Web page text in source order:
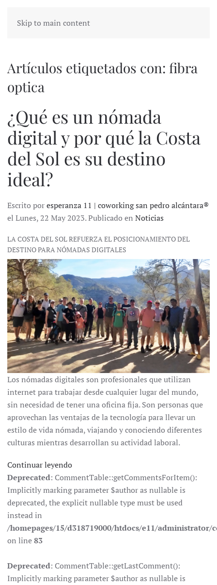
Skip to main content
Artículos etiquetados con: fibra
optica
¿Qué es un nómada
digital y por qué la Costa
del Sol es su destino
ideal?
Escrito poresperanza 11 | coworking san pedro alcántara®
el Lunes, 22 May 2023. Publicado en Noticias
LA COSTA DEL SOL REFUERZA EL POSICIONAMIENTO DEL
DESTINO PARA NÓMADAS DIGITALES
Los nómadas digitales son profesionales que utilizan
internet para trabajar desde cualquier lugar del mundo,
sin necesidad de tener una oficina fija. Son personas que
aprovechan las ventajas de la tecnología para llevar un
estilo de vida nómada, viajando y conociendo diferentes
culturas mientras desarrollan su actividad laboral.
Continuar leyendo
Deprecated: CommentTable::getCommentsForItem():
Implicitly marking parameter $author as nullable is
deprecated, the explicit nullable type must be used
instead in
/homepages/15/d318719000/htdocs/e11/
on line83
Deprecated: CommentTable::getLastComment():
Implicitly marking parameter $author as nullable is